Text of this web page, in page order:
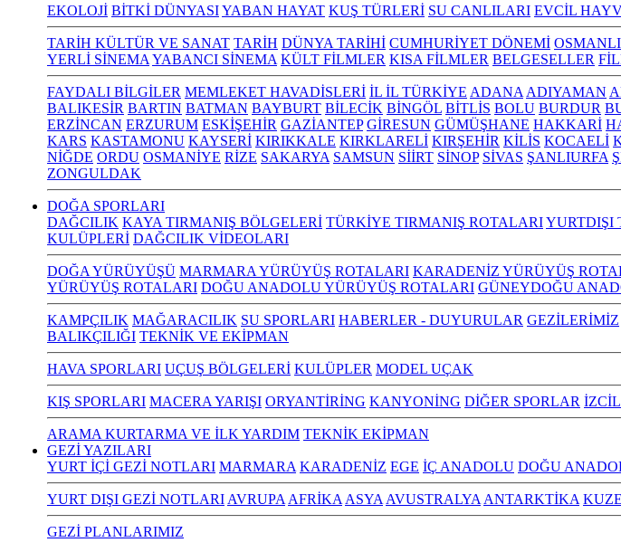
EKOLOJİ BİTKİ DÜNYASIYABAN HAYAT KUŞ TÜRLERİ SU CANLILARI EVCİL
TARİH KÜLTÜR VE SANAT TARİH DÜNYA TARİHİ CUMHURİYET DÖNEMİ
YERLİ SİNEMA YABANCI SİNEMA KÜLT FİLMLER KISA FİLMLER BELGESELLER
FAYDALI BİLGİLER MEMLEKET HAVADİSLERİ İL İL TÜRKİYE ADANA ADIYAMAN
BALIKESİR BARTIN BATMAN BAYBURT BİLECİK BİNGÖL BİTLİS BOLU BURDUR
ERZİNCAN ERZURUM ESKİŞEHİR GAZİANTEP GİRESUN GÜMÜŞHANE HAKKARİ
KARS KASTAMONU KAYSERİ KIRIKKALE KIRKLARELİ KIRŞEHİR KİLİS KOCAELİ
NİĞDE ORDU OSMANİYE RİZE SAKARYA SAMSUN SİİRT SİNOP SİVAS ŞANLIURFA
ZONGULDAK
DOĞA SPORLARI
DAĞCILIK KAYA TIRMANIŞ BÖLGELERİ TÜRKİYE TIRMANIŞ ROTALARIYURTDIŞI
KULÜPLERİ DAĞCILIK VİDEOLARI
DOĞA YÜRÜYÜŞÜ MARMARA YÜRÜYÜŞ ROTALARI KARADENİZ YÜRÜYÜŞ
YÜRÜYÜŞ ROTALARI DOĞU ANADOLU YÜRÜYÜŞ ROTALARI GÜNEYDOĞU
KAMPÇILIK MAĞARACILIK SU SPORLARI HABERLER - DUYURULAR GEZİLERİMİZ
BALIKÇILIĞI TEKNİK VE EKİPMAN
HAVA SPORLARI UÇUŞ BÖLGELERİ KULÜPLER MODEL UÇAK
KIŞ SPORLARI MACERA YARIŞI ORYANTİRİNG KANYONİNG DİĞER SPORLAR
ARAMA KURTARMA VE İLK YARDIM TEKNİK EKİPMAN
GEZİ YAZILARI
YURT İÇİ GEZİ NOTLARI MARMARA KARADENİZ EGE İÇ ANADOLU DOĞU
YURT DIŞI GEZİ NOTLARI AVRUPA AFRİKA ASYA AVUSTRALYA ANTARKTİKA
GEZİ PLANLARIMIZ